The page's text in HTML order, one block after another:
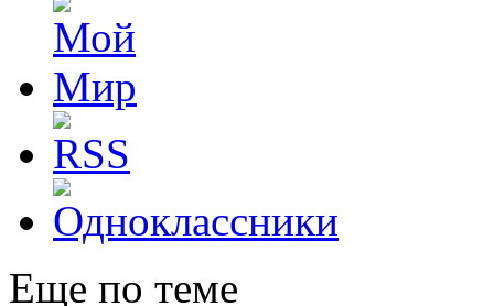
Еще по теме